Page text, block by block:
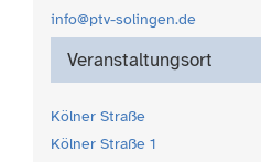
Veranstaltungsort
Kölner Straße
Kölner Straße 1
info@ptv-solingen.de